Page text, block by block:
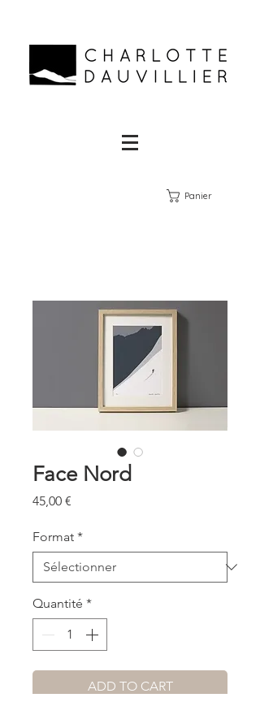
Panier
Face Nord
45,00 €
Format *
Quantité *
ADD TO CART